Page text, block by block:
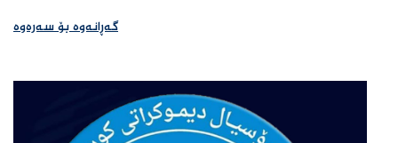
گەڕانەوە بۆ سەرەوە